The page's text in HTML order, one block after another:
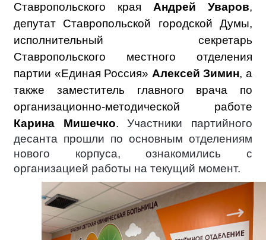
Ставропольского края Андрей Уваров,
депутат Ставропольской городской Думы,
исполнительный секретарь
Ставропольского местного отделения
партии «Единая Россия» Алексей Зимин, а
также заместитель главного врача по
организационно-методической работе
Карина Мишечко.Участники партийного
десанта прошли по основным отделениям
нового корпуса, ознакомились с
организацией работы на текущий момент.